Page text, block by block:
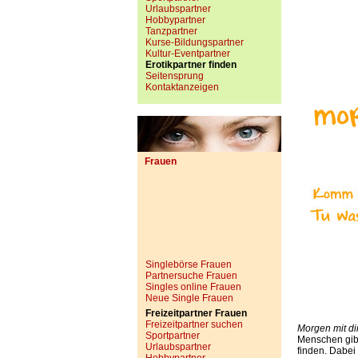
Urlaubspartner
Hobbypartner
Tanzpartner
Kurse-Bildungspartner
Kultur-Eventpartner
Erotikpartner finden
Seitensprung
Kontaktanzeigen
Frauen
Singlebörse Frauen
Partnersuche Frauen
Singles online Frauen
Neue Single Frauen
Freizeitpartner Frauen
Freizeitpartner suchen
Sportpartner
Urlaubspartner
Morgen mit
Menschen
finden. Dabei